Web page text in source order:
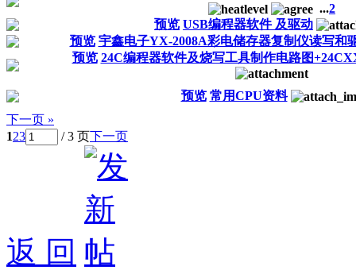
...2
预览 USB编程器软件 及驱动
预览 宇鑫电子YX-2008A彩电储存器复制仪读写和
预览 24C编程器软件及烧写工具制作电路图
预览 常用CPU资料
下一页 »
123 / 3 页下一页
返 回